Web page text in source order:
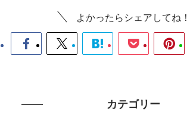
よかったらシェアしてね！
カテゴリー